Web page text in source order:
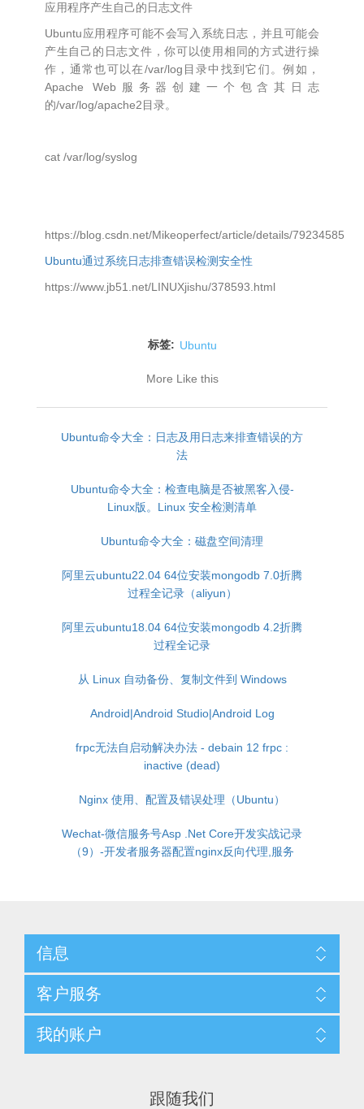
应用程序产生自己的日志文件
Ubuntu应用程序可能不会写入系统日志，并且可能会
产生自己的日志文件，你可以使用相同的方式进行操
作，通常也可以在/var/log目录中找到它们。例如，
Apache Web服务器创建一个包含其日志
的/var/log/apache2目录。
cat /var/log/syslog
https://blog.csdn.net/Mikeoperfect/article/details/79234585
Ubuntu通过系统日志排查错误检测安全性
https://www.jb51.net/LINUXjishu/378593.html
标签: Ubuntu
More Like this
Ubuntu命令大全：日志及用日志来排查错误的方
法
Ubuntu命令大全：检查电脑是否被黑客入侵-
Linux版。Linux 安全检测清单
Ubuntu命令大全：磁盘空间清理
阿里云ubuntu22.04 64位安装mongodb 7.0折腾
过程全记录（aliyun）
阿里云ubuntu18.04 64位安装mongodb 4.2折腾
过程全记录
从 Linux 自动备份、复制文件到 Windows
Android|Android Studio|Android Log
frpc无法自启动解决办法 - debain 12 frpc :
inactive (dead)
Nginx 使用、配置及错误处理（Ubuntu）
Wechat-微信服务号Asp .Net Core开发实战记录
（9）-开发者服务器配置nginx反向代理,服务
信息
客户服务
我的账户
跟随我们